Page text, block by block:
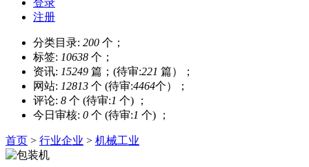
注册
分类目录: 200 个；
标签: 10638 个；
资讯: 15249 篇；(待审:221 篇）；
网站: 12813 个 (待审:4464个）；
评论: 8 个 (待审:1 个) ；
今日审核: 0 个 (待审:1 个) ；
首页 > 行业企业 > 机械工业